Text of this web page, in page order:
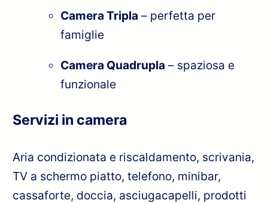
Camera Tripla – perfetta per
famiglie
Camera Quadrupla – spaziosa e
funzionale
Servizi in camera
Aria condizionata e riscaldamento, scrivania,
TV a schermo piatto, telefono, minibar,
cassaforte, doccia, asciugacapelli, prodotti